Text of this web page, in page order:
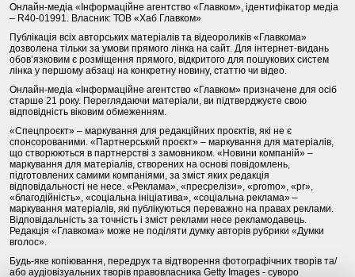
Онлайн-медіа «Інформаційне агентство «Главком», ідентифікатор медіа
– R40-01991. Власник: ТОВ «Хаб Главком»
Публікація всіх авторських матеріалів та відеороликів «Главкома»
дозволена тільки за умови прямого лінка на сайт. Для інтернет-видань
обов’язковим є розміщення прямого, відкритого для пошукових систем
лінка у першому абзаці на конкретну новину, статтю чи відео.
Онлайн-медіа «Інформаційне агентство «Главком» призначене для осіб
старше 21 року. Переглядаючи матеріали, ви підтверджуєте свою
відповідність віковим обмеженням.
«Спецпроєкт» – маркування для редакційних проєктів, які не є
спонсорованими. «Партнерський проєкт» – маркування для матеріалів,
що створюються в партнерстві з замовником. «Новини компаній» –
маркування для матеріалів, створених на основі повідомлень,
підготовлених самими компаніями, за зміст яких редакція
відповідальності не несе. «Реклама», «пресрелізи», «promo», «pr»,
«благодійність», «соціальна ініціатива», «соціальна реклама» –
маркування матеріалів, які публікуються переважно на правах реклами.
Відповідальність за точність і зміст реклами несе рекламодавець.
Редакція «Главкома» може не поділяти думку авторів рубрики «Думки
вголос».
Будь-яке копіювання, передрук та відтворення фотографічних творів та/
або аудіовізуальних творів правовласника Getty Images - суворо